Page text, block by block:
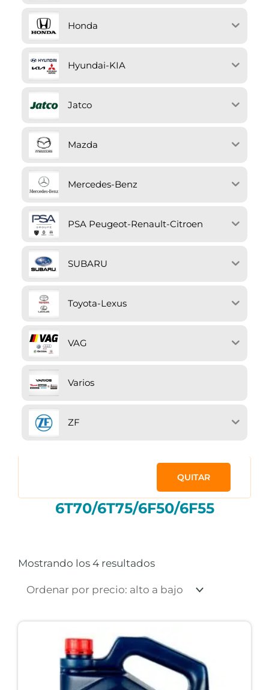
Honda
Hyundai-KIA
Jatco
Mazda
Mercedes-Benz
PSA Peugeot-Renault-Citroen
SUBARU
Toyota-Lexus
VAG
Varios
ZF
QUITAR
6T70/6T75/6F50/6F55
Mostrando los 4 resultadosalto
bajo